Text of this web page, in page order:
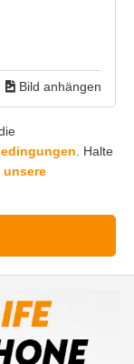
Bild anhängen
. Halte
unsere